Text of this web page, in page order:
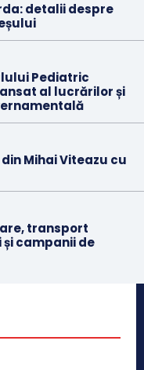
detalii despre
Pediatric
al lucrărilor și
Mihai Viteazu cu
transport
campanii de